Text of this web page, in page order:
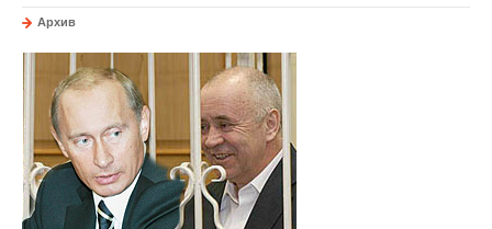
Архив